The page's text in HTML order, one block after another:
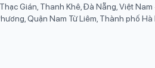
Gián, Thanh Khê, Đà Nẵng, Việt Nam
Quận Nam Từ Liêm, Thành phố Hà